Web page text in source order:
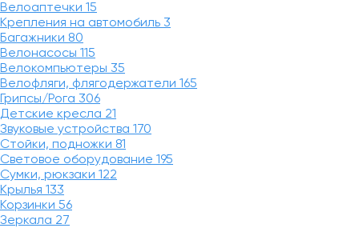
Велоаптечки 15
Крепления на автомобиль 3
Багажники 80
Велонасосы 115
Велокомпьютеры 35
Велофляги, флягодержатели 165
Грипсы/Рога 306
Детские кресла 21
Звуковые устройства 170
Стойки, подножки 81
Световое оборудование 195
Сумки, рюкзаки 122
Крылья 133
Корзинки 56
Зеркала 27